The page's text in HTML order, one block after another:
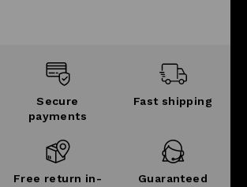
Secure
payments
Fast shipping
Free return in-
Guaranteed